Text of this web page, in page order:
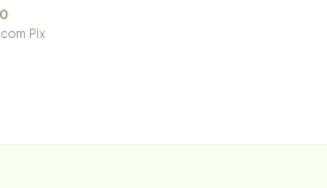
com Pix